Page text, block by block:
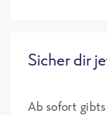
Sicher dir
Ab sofort